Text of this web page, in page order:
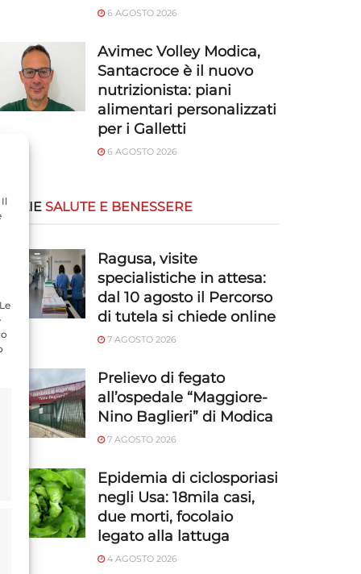
6 AGOSTO 2026
Avimec Volley Modica,
Santacroce è il nuovo
nutrizionista: piani
alimentari personalizzati
per i Galletti
6 AGOSTO 2026
SALUTE E BENESSERE
Ragusa, visite
specialistiche in attesa:
dal 10 agosto il Percorso
di tutela si chiede online
7 AGOSTO 2026
Prelievo di fegato
all’ospedale “Maggiore-
Nino Baglieri” di Modica
7 AGOSTO 2026
Epidemia di ciclosporiasi
negli Usa: 18mila casi,
due morti, focolaio
legato alla lattuga
4 AGOSTO 2026